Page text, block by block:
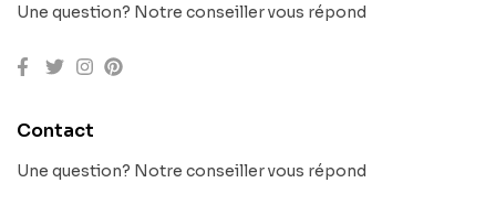
Une question? Notre conseiller vous répond
Contact
Une question? Notre conseiller vous répond